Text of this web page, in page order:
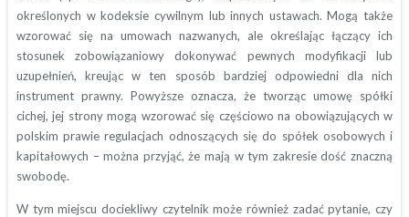
określonych w kodeksie cywilnym lub innych ustawach. Mogą także
wzorować się na umowach nazwanych, ale określając łączący ich
stosunek zobowiązaniowy dokonywać pewnych modyfikacji lub
uzupełnień, kreując w ten sposób bardziej odpowiedni dla nich
instrument prawny. Powyższe oznacza, że tworząc umowę spółki
cichej, jej strony mogą wzorować się częściowo na obowiązujących w
polskim prawie regulacjach odnoszących się do spółek osobowych i
kapitałowych – można przyjąć, że mają w tym zakresie dość znaczną
swobodę.
W tym miejscu dociekliwy czytelnik może również zadać pytanie, czy